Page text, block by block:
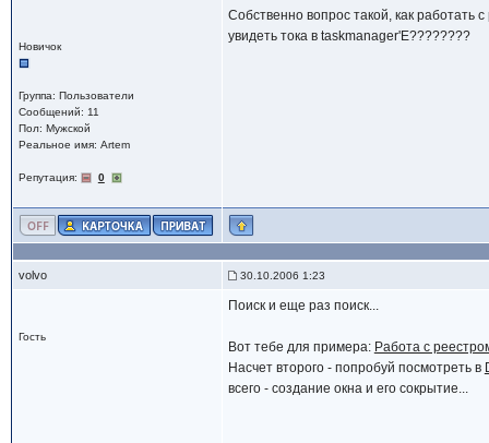
Новичок
Группа: Пользователи
Сообщений: 11
Пол: Мужской
Реальное имя: Artem
Репутация: 0
Собственно вопрос такой, как работать
увидеть тока в taskmanager'Е????????
volvo 30.10.2006 1:23
Гость
Поиск и еще раз поиск...
Вот тебе для примера: Работа с
Насчет второго - попробуй посмотреть в
всего - создание окна и его сокрытие...